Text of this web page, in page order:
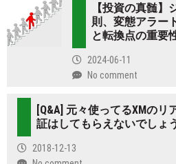
【投資の真髄】
則、変態アラー
と転換点の重要
2024-06-11
No comment
[Q&A] 元々使ってるXMのリ
証はしてもらえないでしょ
2018-12-13